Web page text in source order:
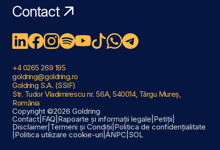
Contact
+4 0265 269 195
goldring@goldring.ro
Goldring S.A. (SSIF)
Str. Tudor Vladimirescu nr. 56A, 540014, Târgu Mureș,
România
Copyright ©2026 Goldring
Contact FAQ Rapoarte și informații legale Petiții
Disclaimer Termeni și Condiții Politica de confidențialitate
Politica utilizare cookie-uri ANPC SOL